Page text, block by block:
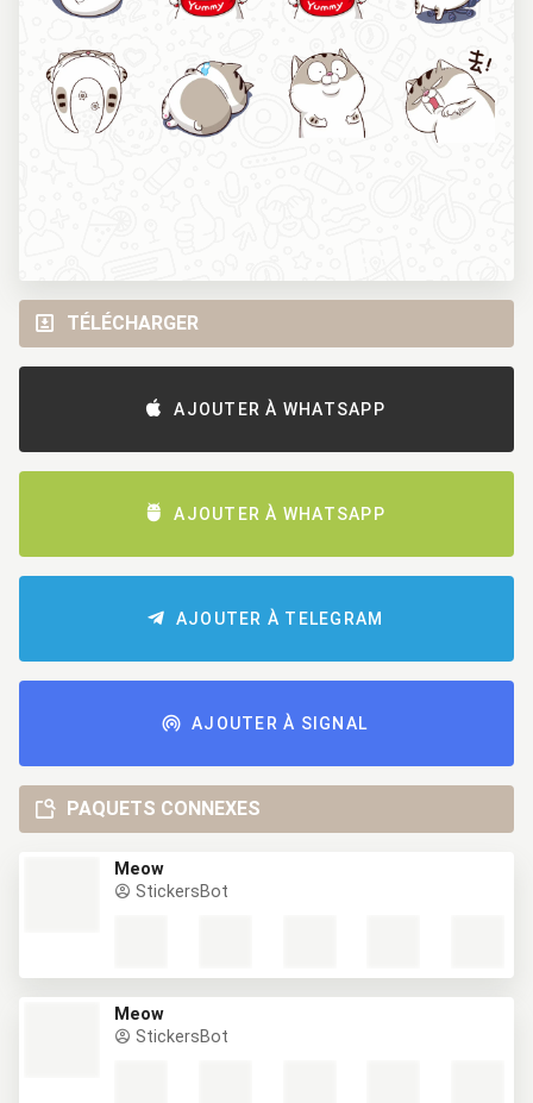
TÉLÉCHARGER
AJOUTER À WHATSAPP
AJOUTER À WHATSAPP
AJOUTER À TELEGRAM
AJOUTER À SIGNAL
PAQUETS CONNEXES
Meow
StickersBot
Meow
StickersBot